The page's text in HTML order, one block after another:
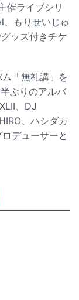
催ライブシリ
もりせいじゅ
ッズ付きチケ
「無礼講」を
ぶりのアルバ
、DJ
、ハシダカ
デューサーと